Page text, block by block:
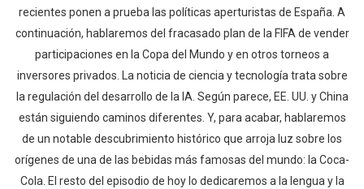
recientes ponen a prueba las políticas aperturistas de España. A
continuación, hablaremos del fracasado plan de la FIFA de vender
participaciones en la Copa del Mundo y en otros torneos a
inversores privados. La noticia de ciencia y tecnología trata sobre
la regulación del desarrollo de la IA. Según parece, EE. UU. y China
están siguiendo caminos diferentes. Y, para acabar, hablaremos
de un notable descubrimiento histórico que arroja luz sobre los
orígenes de una de las bebidas más famosas del mundo: la Coca-
Cola. El resto del episodio de hoy lo dedicaremos a la lengua y la